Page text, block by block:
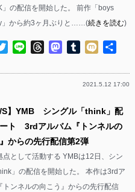
」の配信を開始した。 前作「boys
」から約3ヶ⽉ぶりと……(続きを読む)
TwitterLine ThreadsMastodon
Tumblr
Mixi
2021.5.12 17:00
】YMB シングル「think」配
ト 3rdアルバム『トンネルの
からの先行配信第2弾
点として活動する YMBは12日、シン
」の配信を開始した。 本作は3rdア
トンネルの向こう』からの先行配信